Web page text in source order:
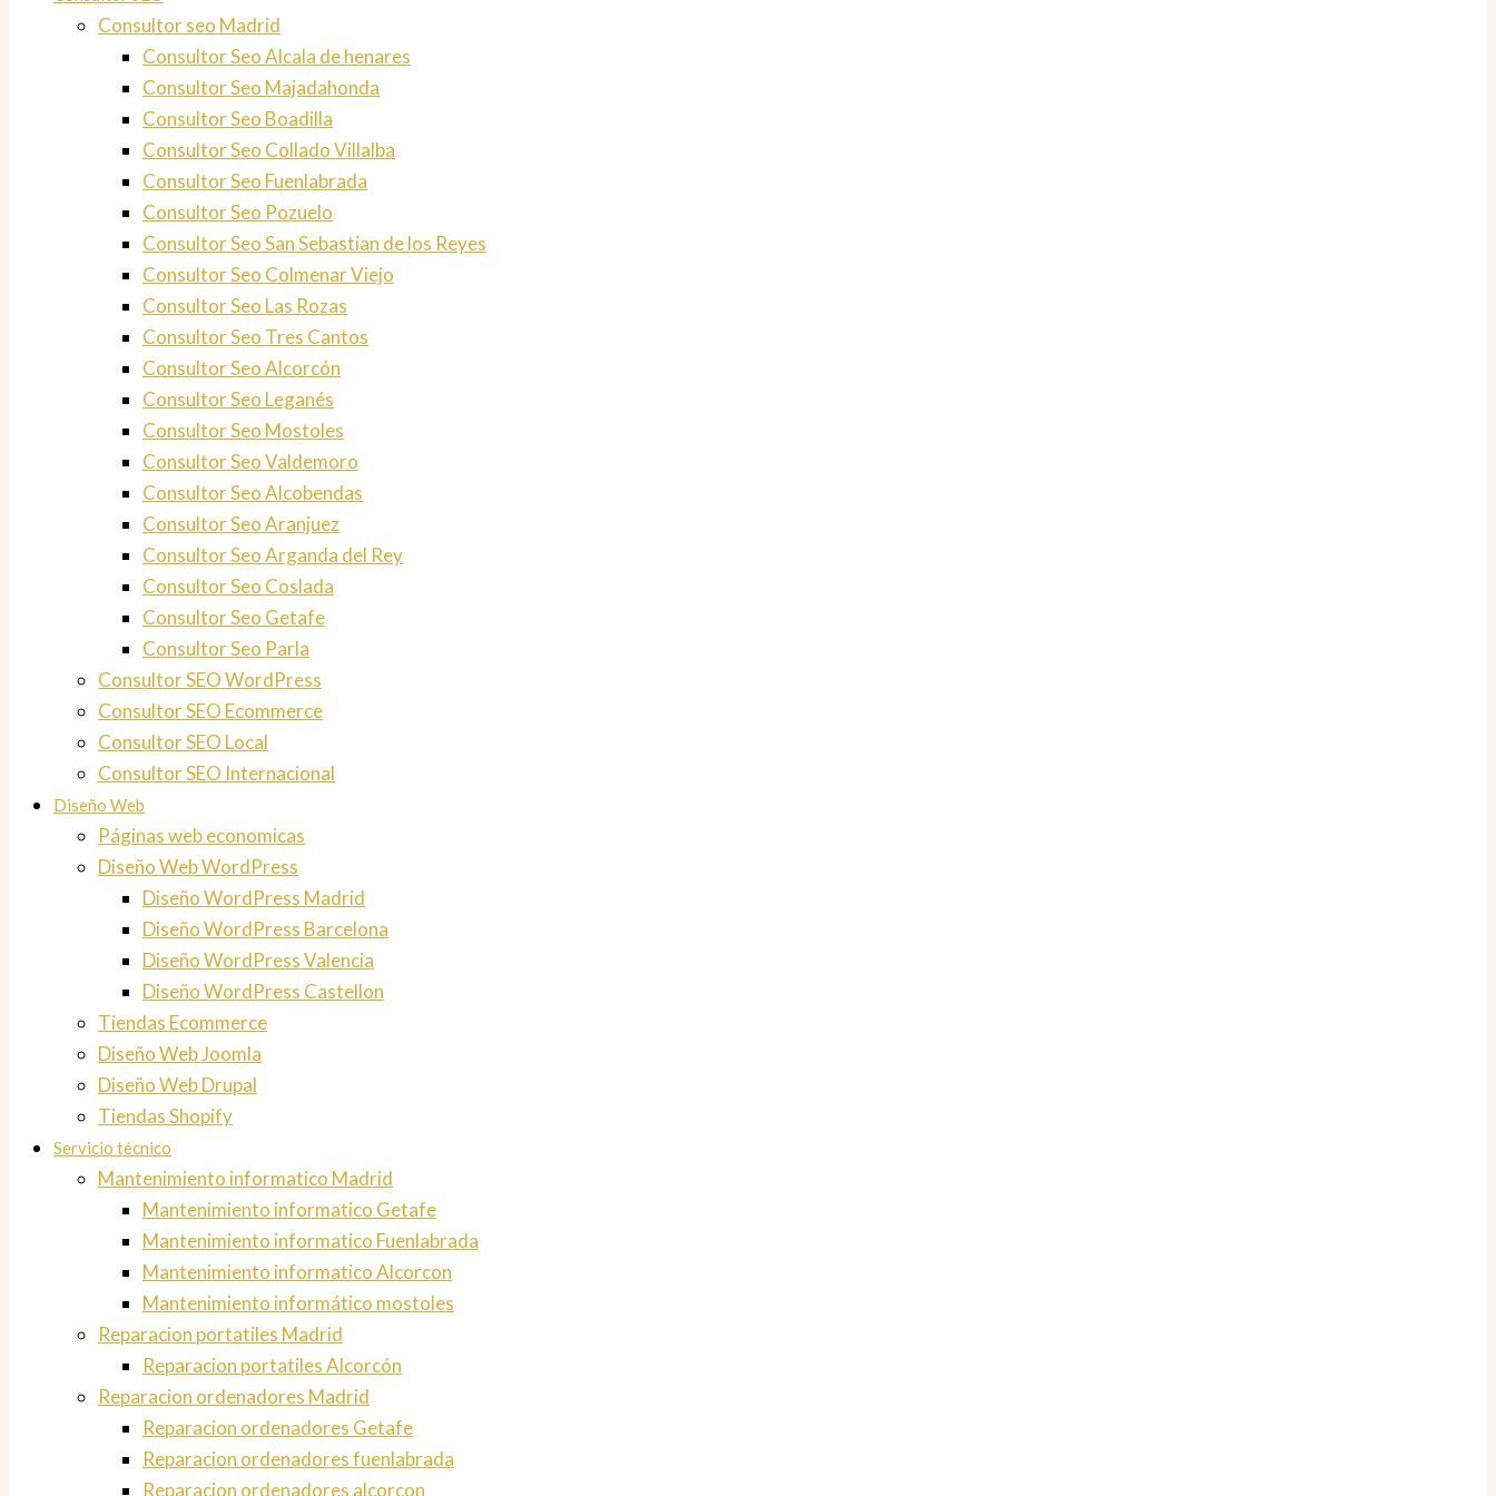
Consultor seo Madrid
Consultor Seo Alcala de henares
Consultor Seo Majadahonda
Consultor Seo Boadilla
Consultor Seo Collado Villalba
Consultor Seo Fuenlabrada
Consultor Seo Pozuelo
Consultor Seo San Sebastian de los Reyes
Consultor Seo Colmenar Viejo
Consultor Seo Las Rozas
Consultor Seo Tres Cantos
Consultor Seo Alcorcón
Consultor Seo Leganés
Consultor Seo Mostoles
Consultor Seo Valdemoro
Consultor Seo Alcobendas
Consultor Seo Aranjuez
Consultor Seo Arganda del Rey
Consultor Seo Coslada
Consultor Seo Getafe
Consultor Seo Parla
Consultor SEO WordPress
Consultor SEO Ecommerce
Consultor SEO Local
Consultor SEO Internacional
Diseño Web
Páginas web economicas
Diseño Web WordPress
Diseño WordPress Madrid
Diseño WordPress Barcelona
Diseño WordPress Valencia
Diseño WordPress Castellon
Tiendas Ecommerce
Diseño Web Joomla
Diseño Web Drupal
Tiendas Shopify
Servicio técnico
Mantenimiento informatico Madrid
Mantenimiento informatico Getafe
Mantenimiento informatico Fuenlabrada
Mantenimiento informatico Alcorcon
Mantenimiento informático mostoles
Reparacion portatiles Madrid
Reparacion portatiles Alcorcón
Reparacion ordenadores Madrid
Reparacion ordenadores Getafe
Reparacion ordenadores fuenlabrada
Reparacion ordenadores alcorcon